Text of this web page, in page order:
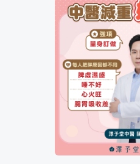
重」這個關鍵變因
為什麼變胖之後會